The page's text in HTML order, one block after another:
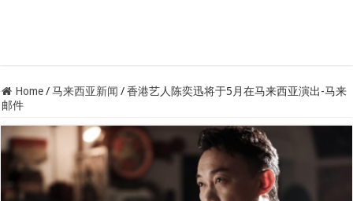
Home / 马来西亚新闻 / 香港艺人陈奕迅将于5月在马来西亚演出-马来
邮件